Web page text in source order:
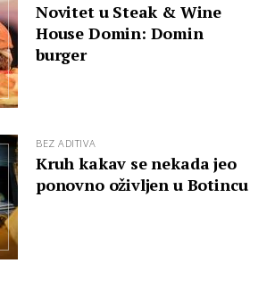
Novitet u Steak & Wine
House Domin: Domin
burger
BEZ ADITIVA
Kruh kakav se nekada jeo
ponovno oživljen u Botincu